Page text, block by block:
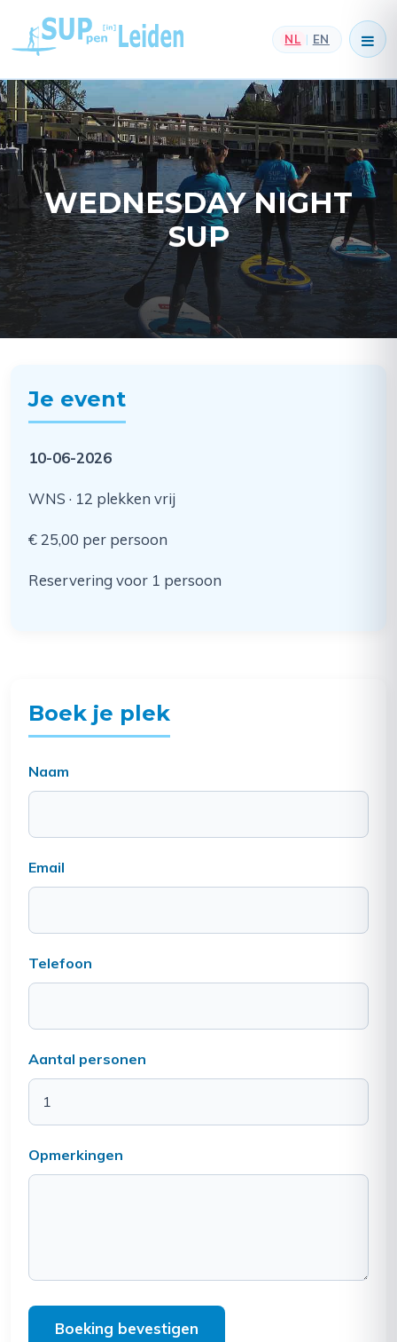
NL | EN
WEDNESDAY NIGHT
SUP
Je event
10-06-2026
WNS · 12 plekken vrij
€ 25,00 per persoon
Reservering voor 1 persoon
Boek je plek
Naam
Email
Telefoon
Aantal personen
Opmerkingen
Boeking bevestigen